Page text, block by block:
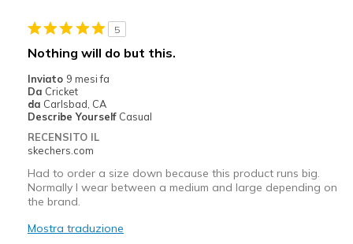
Special Occasions
Width
Sizing
5
Nothing will do but this.
Inviato 9 mesi fa
Da Cricket
da Carlsbad, CA
Describe Yourself Casual
RECENSITO IL
skechers.com
Had to order a size down because this product runs big.
Normally I wear between a medium and large depending on
the brand.
Mostra traduzione